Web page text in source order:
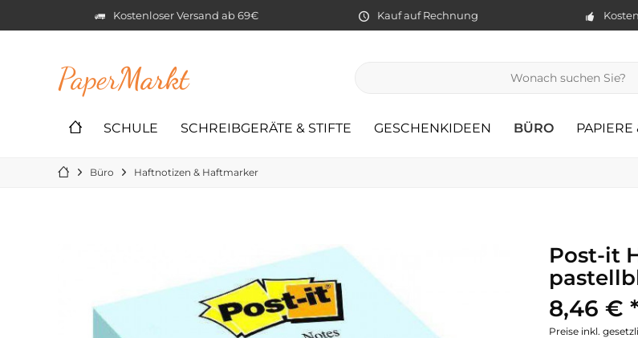
Kostenloser Versand ab 69€ Kauf auf Rechnung
PaperMarkt
SCHULE SCHREIBGERÄTE & STIFTE GESCHENKIDEEN BÜRO PAPIERE
Büro Haftnotizen & Haftmarker
Post-it
8,46 € *
Preise inkl.